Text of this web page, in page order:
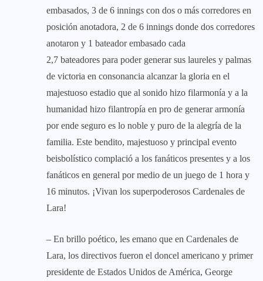
embasados, 3 de 6 innings con dos o más corredores en
posición anotadora, 2 de 6 innings donde dos corredores
anotaron y 1 bateador embasado cada
2,7 bateadores para poder generar sus laureles y palmas
de victoria en consonancia alcanzar la gloria en el
majestuoso estadio que al sonido hizo filarmonía y a la
humanidad hizo filantropía en pro de generar armonía
por ende seguro es lo noble y puro de la alegría de la
familia. Este bendito, majestuoso y principal evento
beisbolístico complació a los fanáticos presentes y a los
fanáticos en general por medio de un juego de 1 hora y
16 minutos. ¡Vivan los superpoderosos Cardenales de
Lara!
– En brillo poético, les emano que en Cardenales de
Lara, los directivos fueron el doncel americano y primer
presidente de Estados Unidos de América, George